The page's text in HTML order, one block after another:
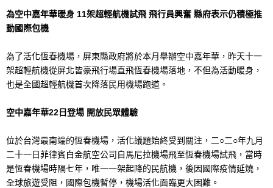
為空中嘉年華暖身 11架超輕航機試飛 飛行員興奮 縣府表示仍積極推
動國際包機
為了活化恆春機場，屏東縣政府將於本月舉辦空中嘉年華，昨天十一
架超輕航機從屏北皆豪飛行場直飛恆春機場落地，不但為活動暖身，
也是全國超輕航機首次降落民用機場跑道。
空中嘉年華22日登場 開放民眾體驗
位於台灣最南端的恆春機場，活化議題始終受到關注，二○二○年九月
二十一日菲律賓白金航空公司自馬尼拉機場飛至恆春機場試飛，當時
是恆春機場時隔七年，唯一一架起降的民航機，後因國際疫情延燒，
全球旅遊受阻，國際包機暫停，機場活化面臨更大困難。